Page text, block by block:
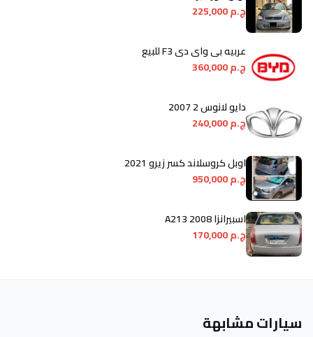
ج.م 225,000
عربيه بى واى دى F3 للبيع
ج.م 360,000
دايو لانوس 2 2007
ج.م 240,000
اوبل كروسلاند كسر زيرو 2021
ج.م 950,000
اسبيرانزا A213 2008
ج.م 170,000
سيارات مشابهة